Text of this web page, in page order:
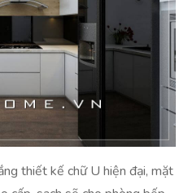
thiết kế chữ U hiện đại, mặt